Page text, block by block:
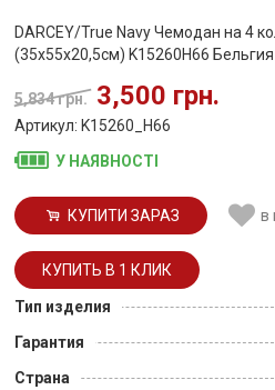
DARCEY/True Navy Чемодан на 4
(35x55x20,5см) K15260H66 Бельгия
5,834 грн. 3,500 грн.
Артикул: K15260_H66
У НАЯВНОСТІ
КУПИТИ ЗАРАЗ в
Тип изделия
Гарантия
Страна